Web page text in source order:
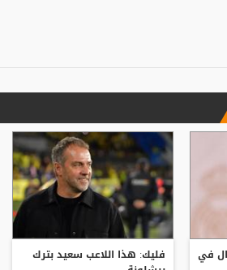
في
فليك: هذا اللاعب سعيد بترك